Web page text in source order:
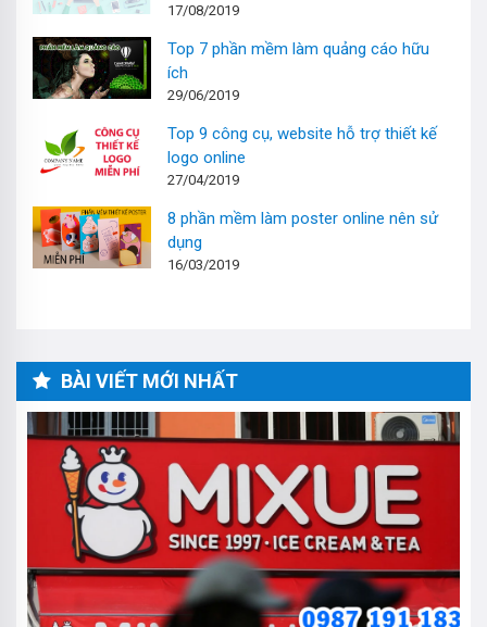
17/08/2019
Top 7 phần mềm làm quảng cáo hữu
ích
29/06/2019
Top 9 công cụ, website hỗ trợ thiết kế
logo online
27/04/2019
8 phần mềm làm poster online nên sử
dụng
16/03/2019
BÀI VIẾT MỚI NHẤT